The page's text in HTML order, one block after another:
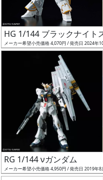
割
引
HG 1/144 ブラックナイト
メーカー希望小売価格 4,070円 / 発売日 2024年
RG 1/144 νガンダム
メーカー希望小売価格 4,950円 / 発売日 2019年8